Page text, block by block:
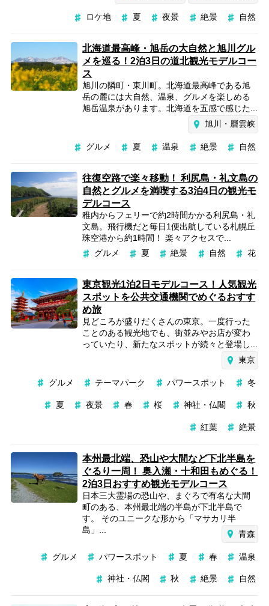
ロケ地 夏 夜景 絶景 自然
北海道最高峰・旭岳の大自然と旭川グル
メを巡る！2泊3日の道北観光モデルコー
ス
旭川の隣町・東川町。北海道最高峰である旭
岳の麓には大自然、温泉、グルメを楽しめる
旭岳温泉があります。北海道を五感で感じた...
旭川・層雲峡
グルメ 夏 温泉 絶景 自然
往復空路で楽々移動！ 利尻島・礼文島の
自然とグルメを満喫する3泊4日の観光モ
デルコース
稚内からフェリーで約2時間かかる利尻島・礼
文島。飛行機だと毎日1便出航している札幌丘
珠空港から約1時間！ 楽々アクセスで...
グルメ
夏 絶景 自然 花
東京観光1泊2日モデルコース！人気観光
スポットを公共交通機関でめぐるおすす
め旅
見どころが盛りだくさんの東京。一度行った
ことのある観光地でも、街並みやお店が変わ
っていたり、新たなスポットが続々と登場し...
東京
グルメ テーマパーク パワースポット 冬
夏 夜景 春 桜 神社・仏閣 秋
紅葉 絶景
本州最北端、恐山や大間など下北半島を
ぐるり一周！ 奥入瀬・十和田もめぐる！
2泊3日おすすめ観光モデルコース
日本三大霊場の恐山や、まぐろで有名な大間
町のある、本州最北端の半島が下北半島で
す。 そのユニークな形から「マサカリ半
島」...
青森
グルメ パワースポット 夏 春 温泉
神社・仏閣 秋 絶景 自然